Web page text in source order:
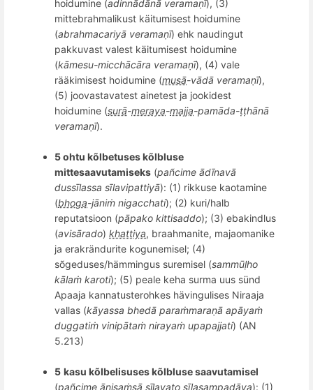
hoidumine (adinnādānā veramaṇī), (3)
mittebrahmalikust käitumisest hoidumine
(abrahmacariyā veramaṇī) ehk naudingut
pakkuvast valest käitumisest hoidumine
(kāmesu-micchācāra veramaṇī), (4) vale
rääkimisest hoidumine (musā-vādā veramaṇī),
(5) joovastavatest ainetest ja jookidest
hoidumine (surā-meraya-majja-pamāda-ṭṭhānā
veramaṇī).
5 ohtu kõlbetuses kõlbluse
mittesaavutamiseks (pañcime ādīnavā
dussīlassa sīlavipattiyā): (1) rikkuse kaotamine
(bhoga-jāniṁ nigacchati); (2) kuri/halb
reputatsioon (pāpako kittisaddo); (3) ebakindlus
(avisārado) khattiya, braahmanite, majaomanike
ja erakrändurite kogunemisel; (4)
sõgeduses/hämmingus suremisel (sammūḷho
kālaṁ karoti); (5) peale keha surma uus sünd
Apaaja kannatusterohkes hävingulises Niraaja
vallas (kāyassa bhedā paraṁmaraṇā apāyaṁ
duggatiṁ vinipātaṁ nirayaṁ upapajjati) (AN
5.213)
5 kasu kõlbelisuses kõlbluse saavutamisel
(pañcime ānisaṁsā sīlavato sīlasampadāya): (1)